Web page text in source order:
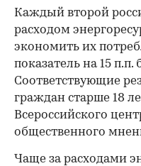
Каждый второй
расходом
экономить их
показатель на 15
Соответствующие
граждан старше 18
Всероссийского
общественного
Чаще за расходами